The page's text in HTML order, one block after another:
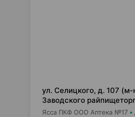
ул. Селицкого, д. 107
Заводского
Ясса ПКФ ООО Аптека №17